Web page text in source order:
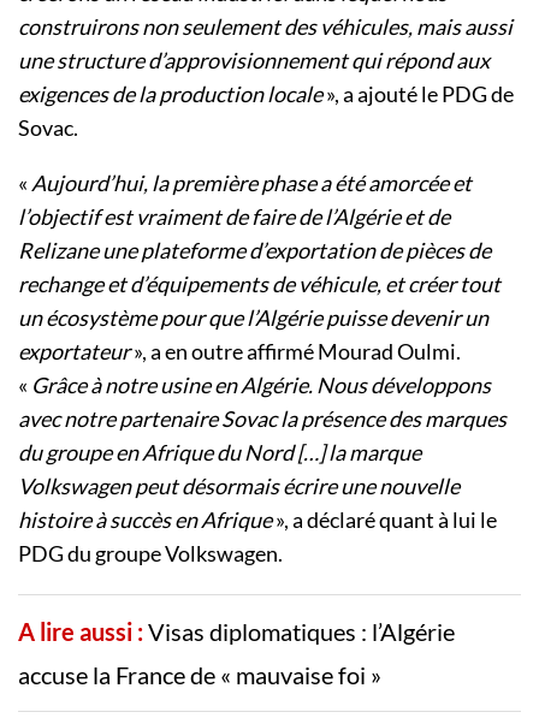
construirons non seulement des véhicules, mais aussi
une structure d’approvisionnement qui répond aux
exigences de la production locale», a ajouté le PDG de
Sovac.
« Aujourd’hui, la première phase a été amorcée et
l’objectif est vraiment de faire de l’Algérie et de
Relizane une plateforme d’exportation de pièces de
rechange et d’équipements de véhicule, et créer tout
un écosystème pour que l’Algérie puisse devenir un
exportateur», a en outre affirmé Mourad Oulmi.
« Grâce à notre usine en Algérie. Nous développons
avec notre partenaire Sovac la présence des marques
du groupe en Afrique du Nord […] la marque
Volkswagen peut désormais écrire une nouvelle
histoire à succès en Afrique», a déclaré quant à lui le
PDG du groupe Volkswagen.
A lire aussi :Visas diplomatiques : l’Algérie
accuse la France de « mauvaise foi »